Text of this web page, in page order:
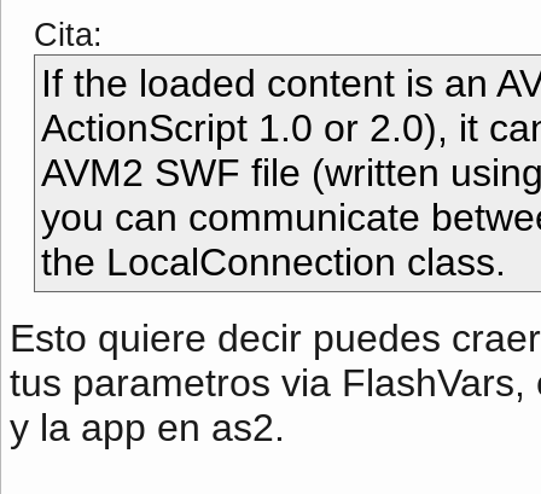
Cita:
If the loaded content is an
ActionScript 1.0 or 2.0), it
AVM2 SWF file (written
you can communicate
the LocalConnection class.
Esto quiere decir puedes
tus parametros via
y la app en as2.